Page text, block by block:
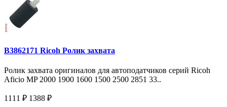
B3862171 Ricoh Ролик захвата
Ролик захвата оригиналов для автоподатчиков серий Ricoh
Aficio MP 2000 1900 1600 1500 2500 2851 33..
1111 ₽ 1388 ₽